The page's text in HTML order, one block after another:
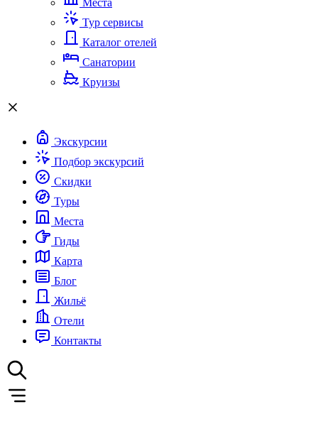
Места
Тур сервисы
Каталог отелей
Санатории
Круизы
Экскурсии
Подбор экскурсий
Скидки
Туры
Места
Гиды
Карта
Блог
Жильё
Отели
Контакты